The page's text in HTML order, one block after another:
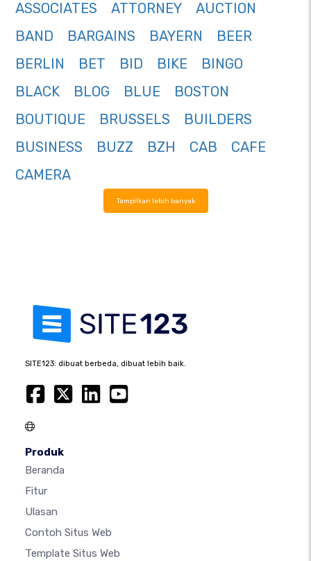
ASSOCIATES
ATTORNEY
AUCTION
BAND
BARGAINS BAYERN
BEER
BERLIN
BET BID BIKE
BINGO
BLACK
BLOG BLUE
BOSTON
BOUTIQUE
BRUSSELS
BUILDERS
BUSINESS
BUZZ BZH CAB
CAFE
CAMERA
Tampilkan lebih banyak
SITE123: dibuat berbeda, dibuat lebih baik.
Produk
Beranda
Fitur
Ulasan
Contoh Situs Web
Template Situs Web